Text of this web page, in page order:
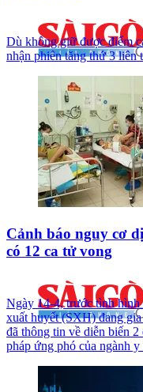
Dù không giữ được điểm
nhận phiên tăng thứ 3 liên
Cảnh báo nguy cơ
có 12 ca tử vong
Ngày 14-4, trước tình
xuất huyết (SXH) đang
đã thông tin về diễn biến
pháp ứng phó của ngành y